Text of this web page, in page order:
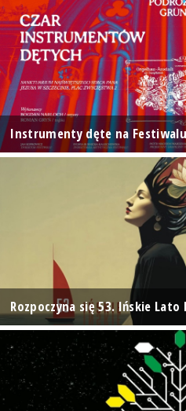
Instrumenty dęte na Festiwalu
Rozpoczyna się 53. Ińskie Lato